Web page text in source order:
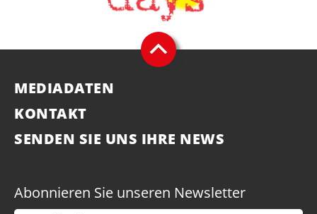
MEDIADATEN
KONTAKT
SENDEN SIE UNS IHRE NEWS
Abonnieren Sie unseren Newsletter